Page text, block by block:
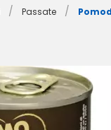
/ Passate /